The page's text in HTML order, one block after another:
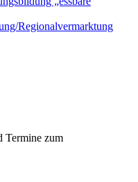
Regionalvermarktung
Termine zum